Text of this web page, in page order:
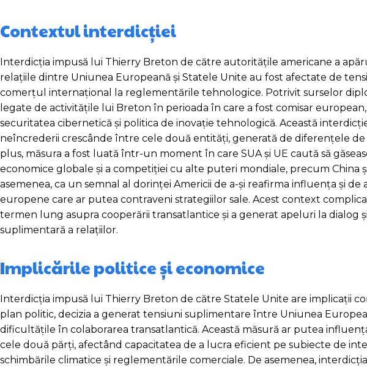
Contextul interdicției
Interdicția impusă lui Thierry Breton de către autoritățile americane a
relațiile dintre Uniunea Europeană și Statele Unite au fost afectate de
comerțul internațional la reglementările tehnologice. Potrivit surselor
legate de activitățile lui Breton în perioada în care a fost comisar
securitatea cibernetică și politica de inovație tehnologică. Această
neîncrederii crescânde între cele două entități, generată de diferențele
plus, măsura a fost luată într-un moment în care SUA și UE caută să
economice globale și a competiției cu alte puteri mondiale, precum China
asemenea, ca un semnal al dorinței Americii de a-și reafirma influența și
europene care ar putea contraveni strategiilor sale. Acest context
termen lung asupra cooperării transatlantice și a generat apeluri la dialog
suplimentară a relațiilor.
Implicările politice și economice
Interdicția impusă lui Thierry Breton de către Statele Unite are implicații
plan politic, decizia a generat tensiuni suplimentare între Uniunea
dificultățile în colaborarea transatlantică. Această măsură ar putea
cele două părți, afectând capacitatea de a lucra eficient pe subiecte de
schimbările climatice și reglementările comerciale. De asemenea,